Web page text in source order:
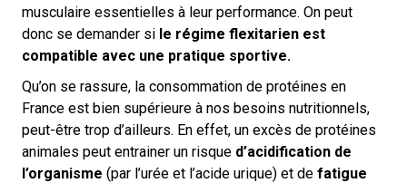
musculaire essentielles à leur performance. On peut
donc se demander si le régime flexitarien est
compatible avec une pratique sportive.
Qu’on se rassure, la consommation de protéines en
France est bien supérieure à nos besoins nutritionnels,
peut-être trop d’ailleurs. En effet, un excès de protéines
animales peut entrainer un risque d’acidification de
l’organisme (par l’urée et l’acide urique) et de fatigue